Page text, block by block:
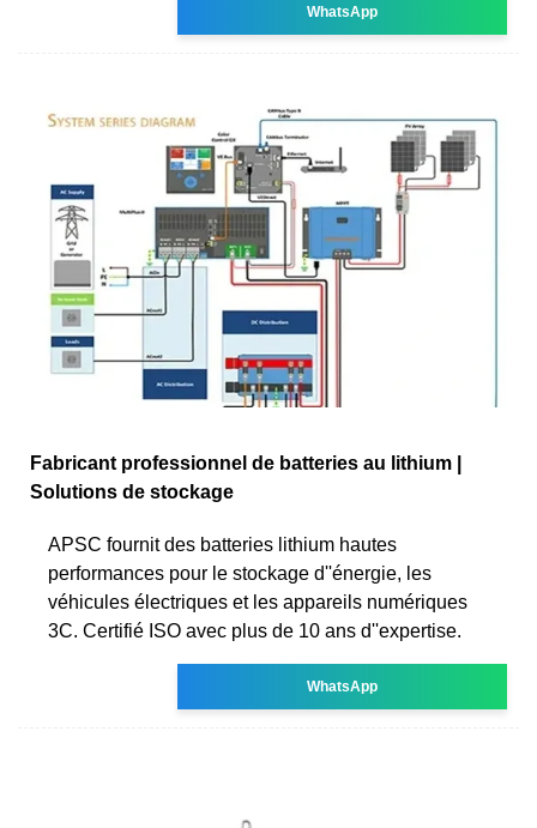
WhatsApp
Fabricant professionnel de batteries au lithium |
Solutions de stockage
APSC fournit des batteries lithium hautes
performances pour le stockage d''énergie, les
véhicules électriques et les appareils numériques
3C. Certifié ISO avec plus de 10 ans d''expertise.
WhatsApp